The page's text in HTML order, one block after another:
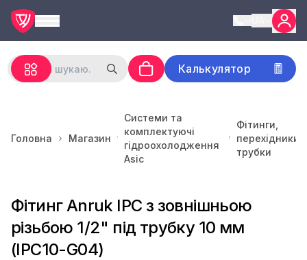
Калькулятор
Головна Магазин
Системи та
комплектуючі
гідроохолодження
Asic
Фітинги,
перехідники,
трубки
Фітинг Anruk IPC з зовнішньою
різьбою 1/2" під трубку 10 мм
(IPC10-G04)